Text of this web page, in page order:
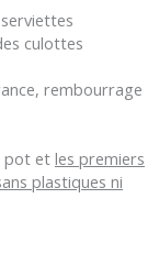
culottes
rembourrage
pot et les premiers
plastiques ni